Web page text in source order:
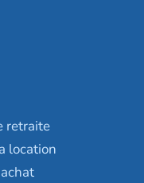
retraite
location